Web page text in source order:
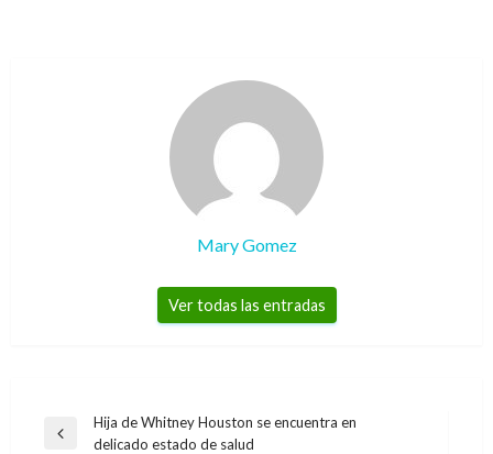
Mary Gomez
Ver todas las entradas
Navegación
Entrada
Hija de Whitney Houston se encuentra en
delicado estado de salud